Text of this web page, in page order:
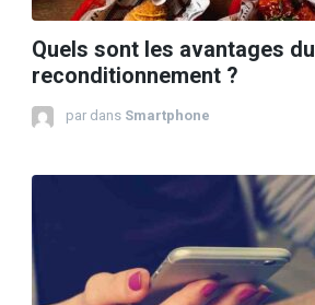
Quels sont les avantages du
reconditionnement ?
par dans Smartphone